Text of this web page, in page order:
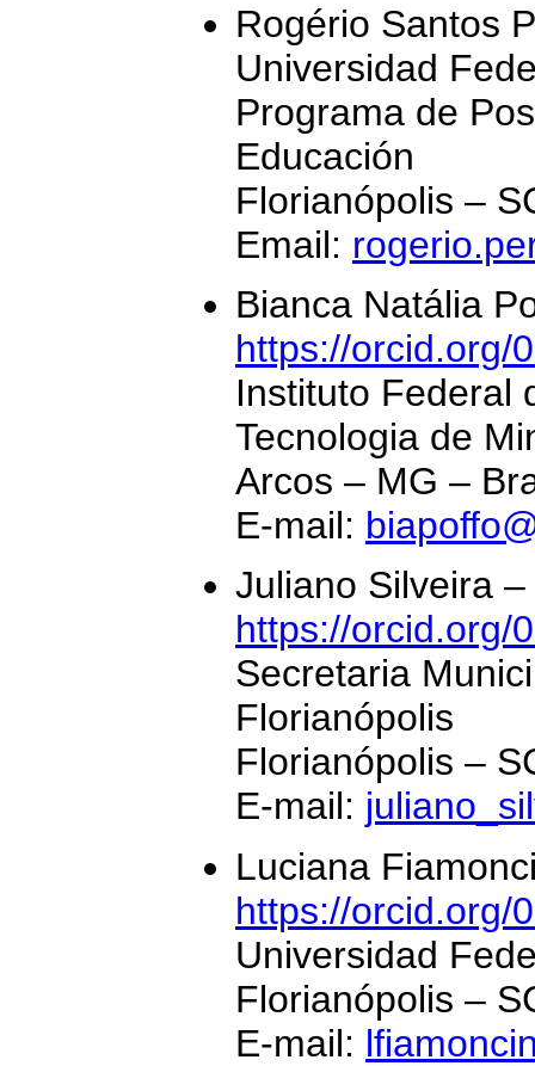
Rogério Santos
Universidad
Programa de
Educación
Florianópolis –
Email:
Bianca Natália
https://orcid.org/
Instituto Federal
Tecnologia de
Arcos – MG –
E-mail:
Juliano Silveira
https://orcid.org/
Secretaria
Florianópolis
Florianópolis –
E-mail:
Luciana
https://orcid.org/
Universidad
Florianópolis –
E-mail: